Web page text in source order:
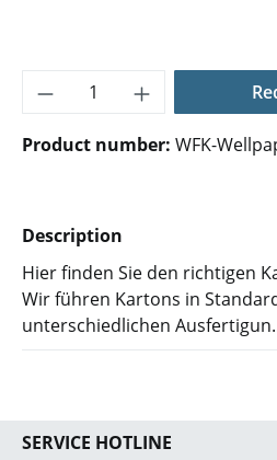
Product Quantity:
Product number: WFK-
Description
Hier finden Sie den richtigen
Wir führen Kartons in
unterschiedlichen
SERVICE HOTLINE